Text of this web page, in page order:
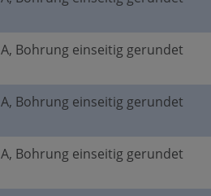
A, Bohrung einseitig gerundet
A, Bohrung einseitig gerundet
A, Bohrung einseitig gerundet